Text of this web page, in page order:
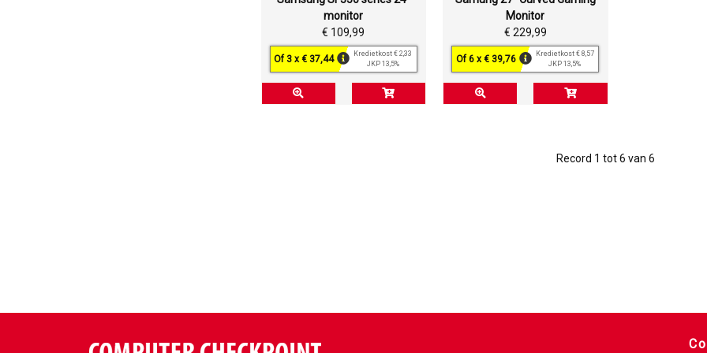
monitor
€ 109,99
Of 3 x € 37,44
Kredietkost € 2,33
JKP 13,5%
Monitor
€ 229,99
Of 6 x € 39,76
Kredietkost € 8,57
JKP 13,5%
Record 1 tot 6 van 6